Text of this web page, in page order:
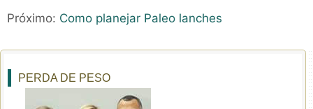
Próximo: Como planejar Paleo lanches
PERDA DE PESO